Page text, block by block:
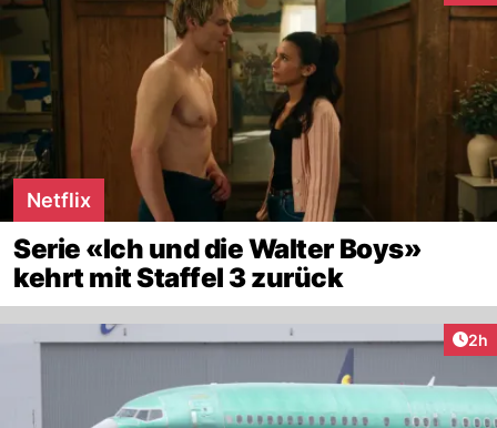
Netflix
Serie «Ich und die Walter Boys»
kehrt mit Staffel 3 zurück
2h